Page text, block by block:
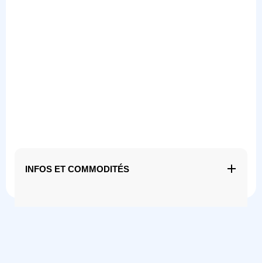
INFOS ET COMMODITÉS